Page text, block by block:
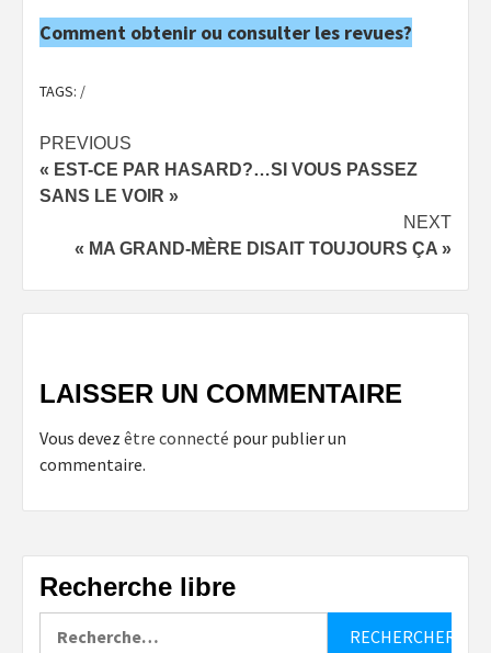
Comment obtenir ou consulter les revues?
TAGS: /
Post
navigation
PREVIOUS
« EST-CE PAR HASARD?…SI VOUS PASSEZ
SANS LE VOIR »
NEXT
« MA GRAND-MÈRE DISAIT TOUJOURS ÇA »
LAISSER UN COMMENTAIRE
Vous devez être connecté pour publier un
commentaire.
Recherche libre